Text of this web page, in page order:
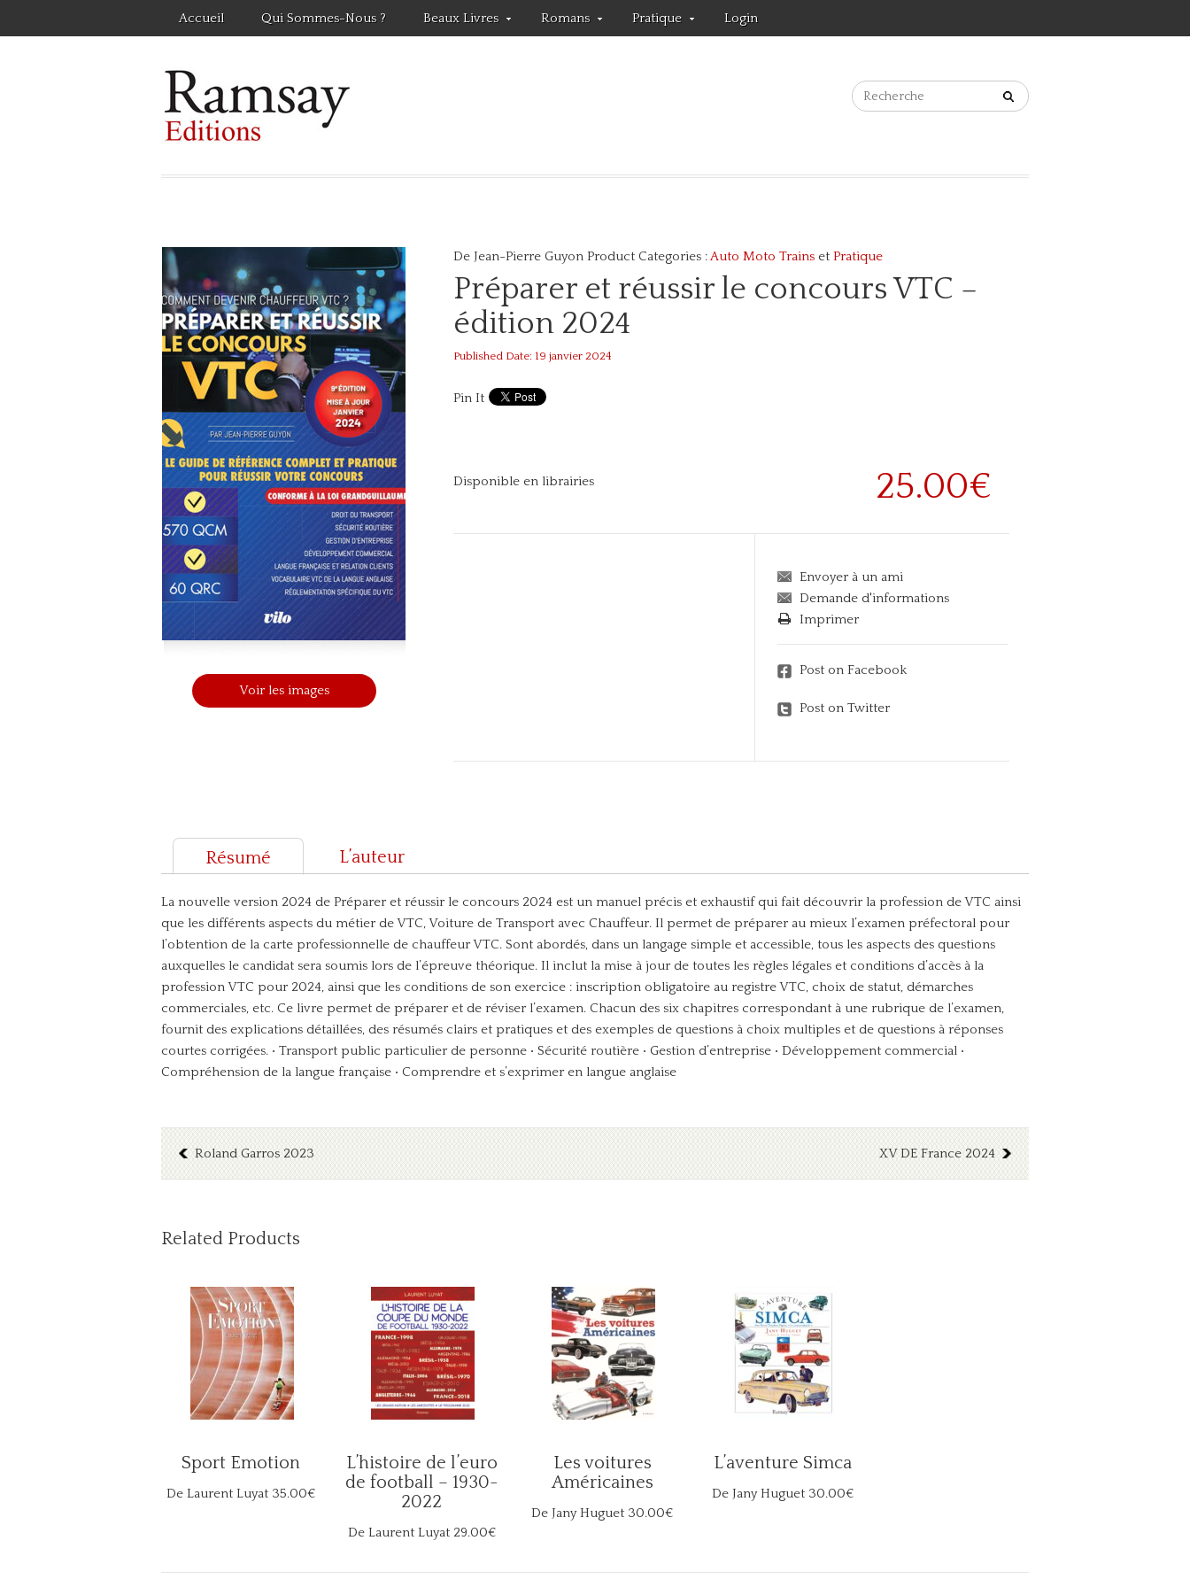
Accueil Qui Sommes-Nous ? Beaux Livres Romans Pratique Login
Voir les images
De Jean-Pierre Guyon Product Categories :Auto Moto Trains etPratique
Préparer et réussir le concours VTC –
édition 2024
Published Date: 19 janvier 2024
Pin It
Disponible en librairies 25.00€
Envoyer à un ami
Demande d'informations
Imprimer
Post on Facebook
Post on Twitter
Résumé L’auteur
La nouvelle version 2024 de Préparer et réussir le concours 2024 est un manuel précis et exhaustif qui fait découvrir la profession de VTC ainsi
que les différents aspects du métier de VTC, Voiture de Transport avec Chauffeur. Il permet de préparer au mieux l’examen préfectoral pour
l’obtention de la carte professionnelle de chauffeur VTC. Sont abordés, dans un langage simple et accessible, tous les aspects des questions
auxquelles le candidat sera soumis lors de l’épreuve théorique. Il inclut la mise à jour de toutes les règles légales et conditions d’accès à la
profession VTC pour 2024, ainsi que les conditions de son exercice : inscription obligatoire au registre VTC, choix de statut, démarches
commerciales, etc. Ce livre permet de préparer et de réviser l’examen. Chacun des six chapitres correspondant à une rubrique de l’examen,
fournit des explications détaillées, des résumés clairs et pratiques et des exemples de questions à choix multiples et de questions à réponses
courtes corrigées. • Transport public particulier de personne • Sécurité routière • Gestion d’entreprise • Développement commercial •
Compréhension de la langue française • Comprendre et s’exprimer en langue anglaise
Roland Garros 2023 XV DE France 2024
Related Products
Sport Emotion
De Laurent Luyat 35.00€
L’histoire de l’euro
de football – 1930-
2022
De Laurent Luyat 29.00€
Les voitures
Américaines
De Jany Huguet 30.00€
L’aventure Simca
De Jany Huguet 30.00€